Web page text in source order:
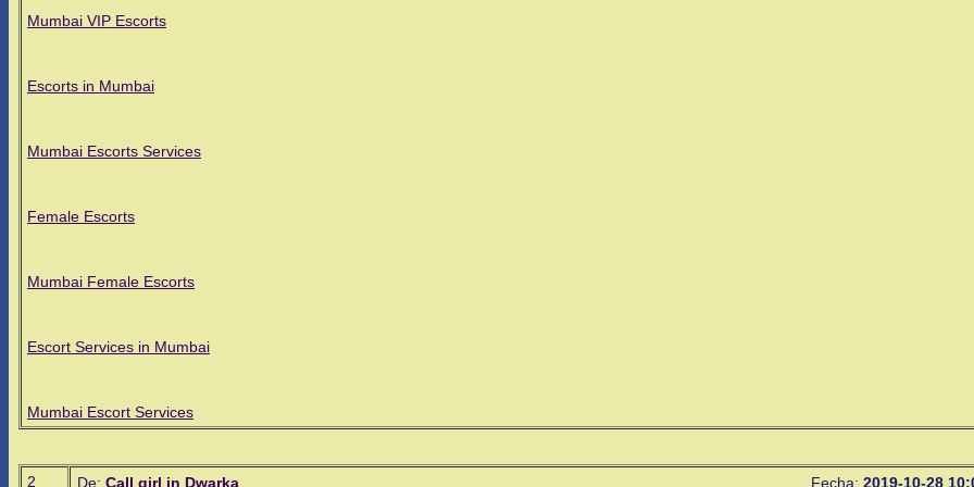
Mumbai VIP Escorts
Escorts in Mumbai
Mumbai Escorts Services
Female Escorts
Mumbai Female Escorts
Escort Services in Mumbai
Mumbai Escort Services
2 De: Call girl in Dwarka Fecha: 2019-10-28